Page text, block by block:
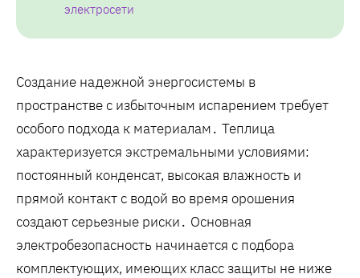
электросети
Создание надежной энергосистемы в
пространстве с избыточным испарением требует
особого подхода к материалам․ Теплица
характеризуется экстремальными условиями:
постоянный конденсат, высокая влажность и
прямой контакт с водой во время орошения
создают серьезные риски․ Основная
электробезопасность начинается с подбора
комплектующих, имеющих класс защиты не ниже